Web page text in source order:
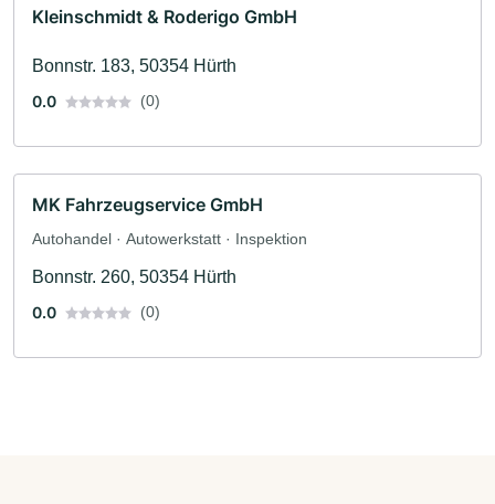
Kleinschmidt & Roderigo GmbH
Bonnstr. 183, 50354 Hürth
0.0
(0)
MK Fahrzeugservice GmbH
Autohandel · Autowerkstatt · Inspektion
Bonnstr. 260, 50354 Hürth
0.0
(0)